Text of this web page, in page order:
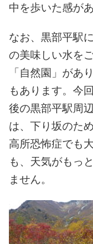
中を歩いた感が
なお、黒部平駅
の美味しい水を
「自然園」があ
もあります。今
後の黒部平駅周
は、下り坂のた
高所恐怖症でも
も、天気がもっ
ません。